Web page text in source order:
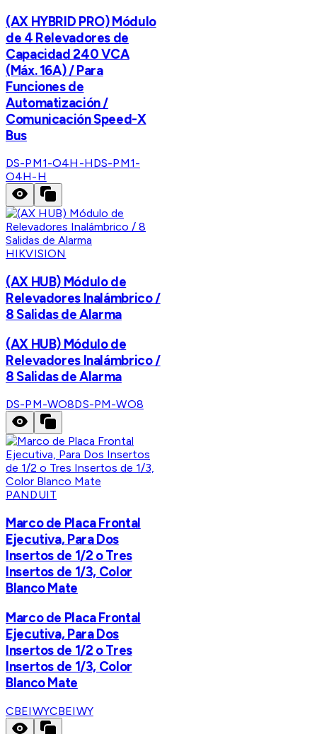
(AX HYBRID PRO) Módulo
de 4 Relevadores de
Capacidad 240 VCA
(Máx. 16A) / Para
Funciones de
Automatización /
Comunicación Speed-X
Bus
DS-PM1-O4H-HDS-PM1-
O4H-H
HIKVISION
(AX HUB) Módulo de
Relevadores Inalámbrico /
8 Salidas de Alarma
(AX HUB) Módulo de
Relevadores Inalámbrico /
8 Salidas de Alarma
DS-PM-WO8DS-PM-WO8
PANDUIT
Marco de Placa Frontal
Ejecutiva, Para Dos
Insertos de 1/2 o Tres
Insertos de 1/3, Color
Blanco Mate
Marco de Placa Frontal
Ejecutiva, Para Dos
Insertos de 1/2 o Tres
Insertos de 1/3, Color
Blanco Mate
CBEIWYCBEIWY